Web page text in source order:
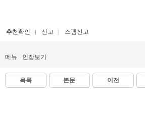
추천확인 신고 스팸신고
메뉴 인장보기
목록 본문 이전